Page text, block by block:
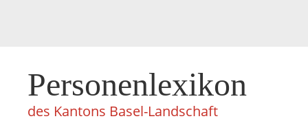
Personenlexikon
des Kantons Basel-Landschaft